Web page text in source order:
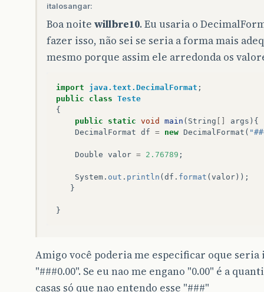
italosangar:
Boa noite willbre10. Eu usaria o
fazer isso, não sei se seria a forma mais
mesmo porque assim ele arredonda os
import java.text.DecimalFormat ;
public
class Teste
{
public
static void main ( String args ){
DecimalFormat df = new DecimalFormat (
Double valor = 2.76789 ;
System . out . println ( df . format ( valor ));
}
}
Amigo você poderia me especificar oque seria
"###0.00". Se eu nao me engano "0.00" é a
casas só que nao entendo esse "###"